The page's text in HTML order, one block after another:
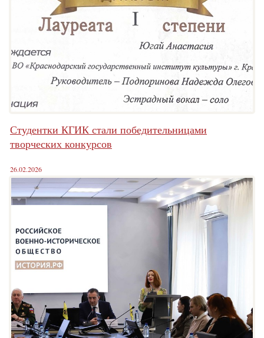
Студентки КГИК стали победительницами
творческих конкурсов
26.02.2026